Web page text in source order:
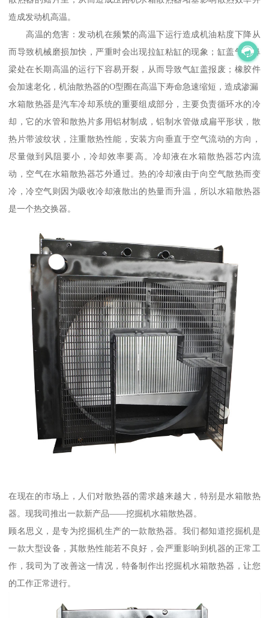
造成发动机高温。
高温的危害：发动机在频繁的高温下运行造成机油粘度下降从
而导致机械磨损加快，严重时会出现拉缸粘缸的现象；缸盖气门鼻
梁处在长期高温的运行下容易开裂，从而导致气缸盖报废；橡胶件
会加速老化，机油散热器的O型圈在高温下寿命急速缩短，造成渗漏
水箱散热器是汽车冷却系统的重要组成部分，主要负责循环水的冷
却，它的水管和散热片多用铝材制成，铝制水管做成扁平形状，散
热片带波纹状，注重散热性能，安装方向垂直于空气流动的方向，
尽量做到风阻要小，冷却效率要高。冷却液在水箱散热器芯内流
动，空气在水箱散热器芯外通过。热的冷却液由于向空气散热而变
冷，冷空气则因为吸收冷却液散出的热量而升温，所以水箱散热器
是一个热交换器。
在现在的市场上，人们对散热器的需求越来越大，特别是水箱散热
器。现我司推出一款新产品——挖掘机水箱散热器。
顾名思义，是专为挖掘机生产的一款散热器。我们都知道挖掘机是
一款大型设备，其散热性能若不良好，会严重影响到机器的正常工
作，我司为了改善这一情况，特备制作出挖掘机水箱散热器，让您
的工作正常进行。